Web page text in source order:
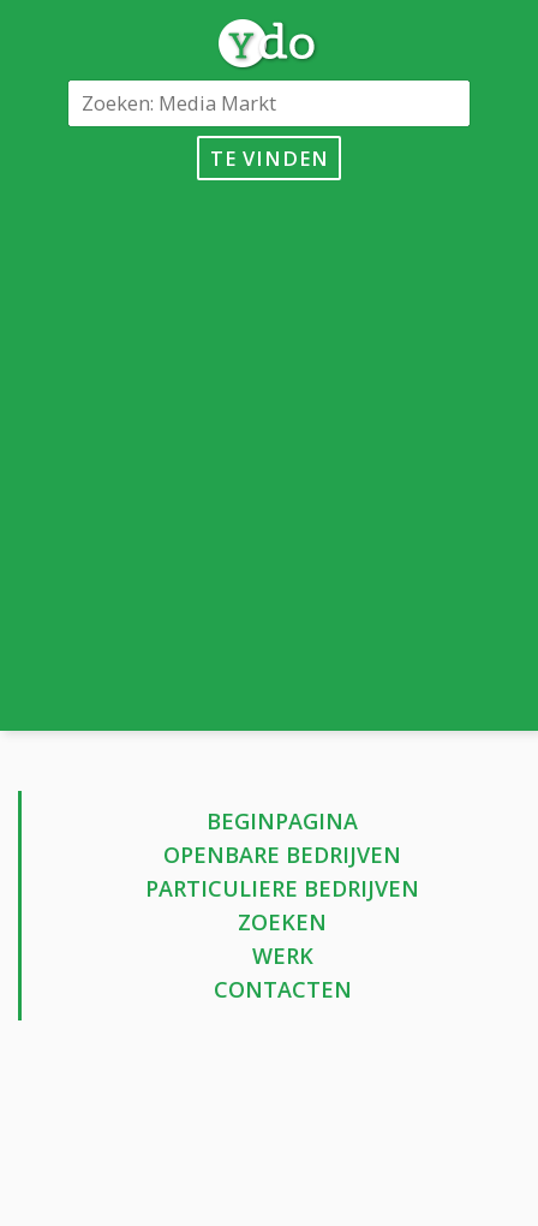
TE VINDEN
BEGINPAGINA
OPENBARE BEDRIJVEN
PARTICULIERE BEDRIJVEN
ZOEKEN
WERK
CONTACTEN